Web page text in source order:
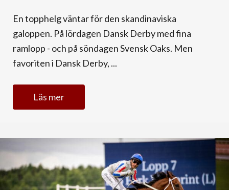
En topphelg väntar för den skandinaviska
galoppen. På lördagen Dansk Derby med fina
ramlopp - och på söndagen Svensk Oaks. Men
favoriten i Dansk Derby, ...
Läs mer